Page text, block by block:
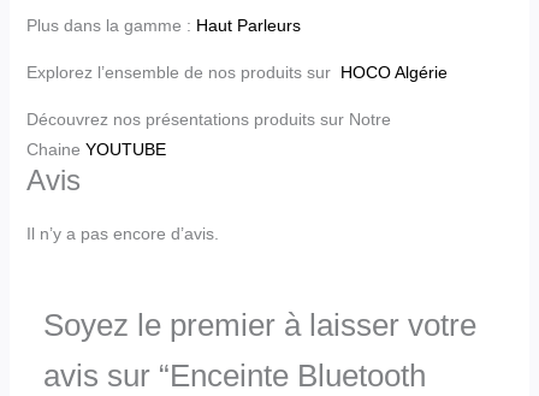
Plus dans la gamme : Haut Parleurs
Explorez l’ensemble de nos produits sur HOCO Algérie
Découvrez nos présentations produits sur Notre
Chaine YOUTUBE
Avis
Il n’y a pas encore d’avis.
Soyez le premier à laisser votre
avis sur “Enceinte Bluetooth